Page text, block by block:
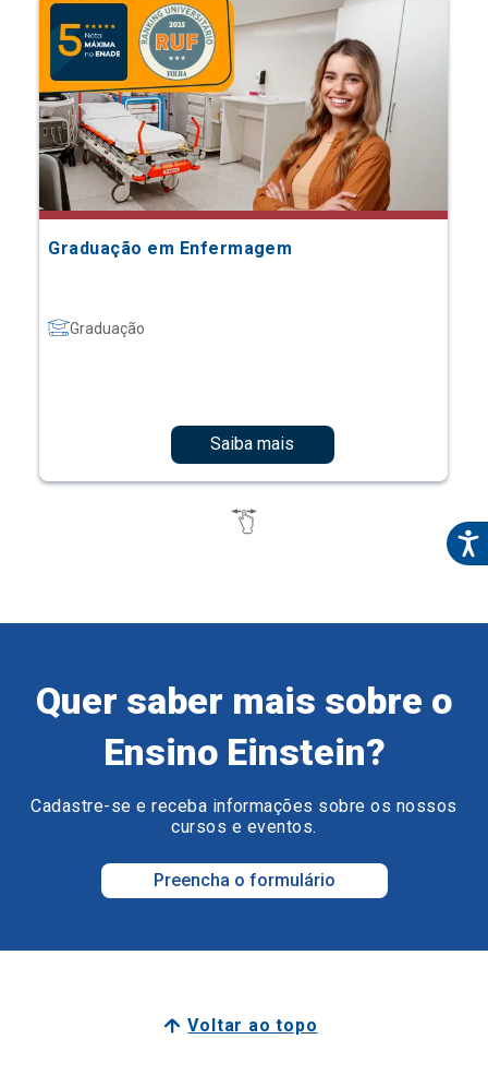
Graduação em Enfermagem
Graduação
Saiba mais
Quer saber mais sobre o
Ensino Einstein?
Cadastre-se e receba informações sobre os nossos
cursos e eventos.
Preencha o formulário
Voltar ao topo